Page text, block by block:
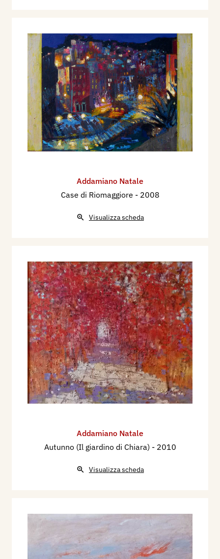
Addamiano Natale
Case di Riomaggiore - 2008
Visualizza scheda
Addamiano Natale
Autunno (Il giardino di Chiara) - 2010
Visualizza scheda